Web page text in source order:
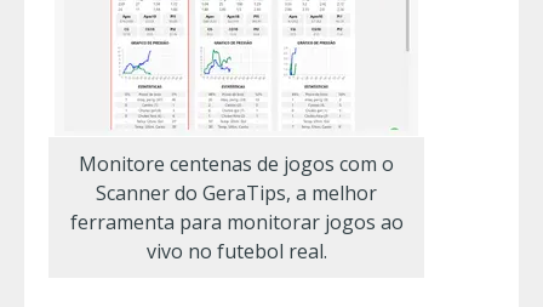
Monitore centenas de jogos com o
Scanner do GeraTips, a melhor
ferramenta para monitorar jogos ao
vivo no futebol real.